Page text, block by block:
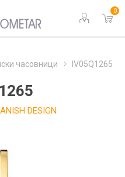
0
часовници IV05Q1265
DESIGN